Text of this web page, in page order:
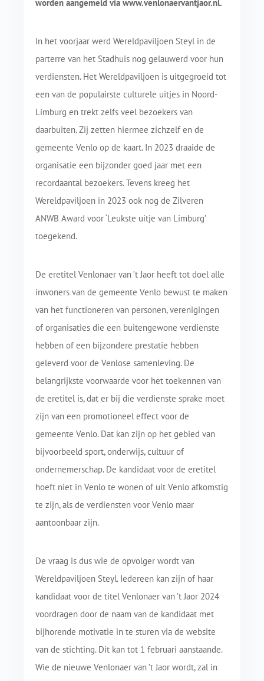
worden aangemeld via www.venlonaervantjaor.nl.
In het voorjaar werd Wereldpaviljoen Steyl in de
parterre van het Stadhuis nog gelauwerd voor hun
verdiensten. Het Wereldpaviljoen is uitgegroeid tot
een van de populairste culturele uitjes in Noord-
Limburg en trekt zelfs veel bezoekers van
daarbuiten. Zij zetten hiermee zichzelf en de
gemeente Venlo op de kaart. In 2023 draaide de
organisatie een bijzonder goed jaar met een
recordaantal bezoekers. Tevens kreeg het
Wereldpaviljoen in 2023 ook nog de Zilveren
ANWB Award voor ‘Leukste uitje van Limburg’
toegekend.
De eretitel Venlonaer van ’t Jaor heeft tot doel alle
inwoners van de gemeente Venlo bewust te maken
van het functioneren van personen, verenigingen
of organisaties die een buitengewone verdienste
hebben of een bijzondere prestatie hebben
geleverd voor de Venlose samenleving. De
belangrijkste voorwaarde voor het toekennen van
de eretitel is, dat er bij die verdienste sprake moet
zijn van een promotioneel effect voor de
gemeente Venlo. Dat kan zijn op het gebied van
bijvoorbeeld sport, onderwijs, cultuur of
ondernemerschap. De kandidaat voor de eretitel
hoeft niet in Venlo te wonen of uit Venlo afkomstig
te zijn, als de verdiensten voor Venlo maar
aantoonbaar zijn.
De vraag is dus wie de opvolger wordt van
Wereldpaviljoen Steyl. Iedereen kan zijn of haar
kandidaat voor de titel Venlonaer van ’t Jaor 2024
voordragen door de naam van de kandidaat met
bijhorende motivatie in te sturen via de website
van de stichting. Dit kan tot 1 februari aanstaande.
Wie de nieuwe Venlonaer van ’t Jaor wordt, zal in